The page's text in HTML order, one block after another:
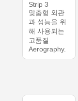
Strip 3
맞춤형 외관
과 성능을 위
해 사용되는
고품질
Aerography.